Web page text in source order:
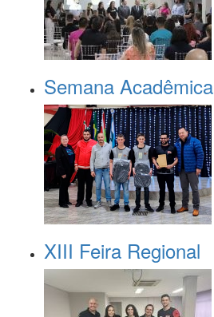
Semana Acadêmica
XIII Feira Regional